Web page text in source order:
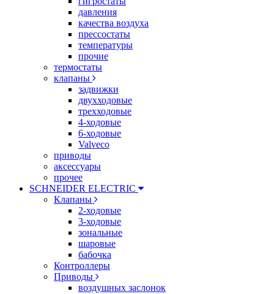
давления
качества воздуха
прессостаты
температуры
прочие
термостаты
клапаны
задвижки
двухходовые
трехходовые
4-ходовые
6-ходовые
Valveco
приводы
аксессуары
прочее
SCHNEIDER ELECTRIC
Клапаны
2-ходовые
3-ходовые
зональные
шаровые
бабочка
Контроллеры
Приводы
воздушных заслонок